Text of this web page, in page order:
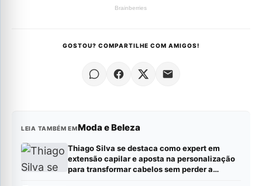
GOSTOU? COMPARTILHE COM AMIGOS!
LEIA TAMBÉM EMModa e Beleza
Thiago Silva se destaca como expert em
extensão capilar e aposta na personalização
para transformar cabelos sem perder a